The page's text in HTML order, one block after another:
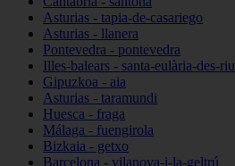
Asturias - tapia-de-casariego
Asturias - llanera
Pontevedra - pontevedra
Illes-balears - santa-eulària-des-riu
Gipuzkoa - aia
Asturias - taramundi
Huesca - fraga
Málaga - fuengirola
Bizkaia - getxo
Barcelona - vilanova-i-la-geltrú